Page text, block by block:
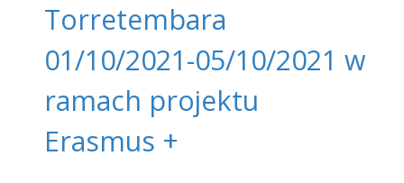
Torretembara
01/10/2021-05/10/2021 w
ramach projektu
Erasmus +